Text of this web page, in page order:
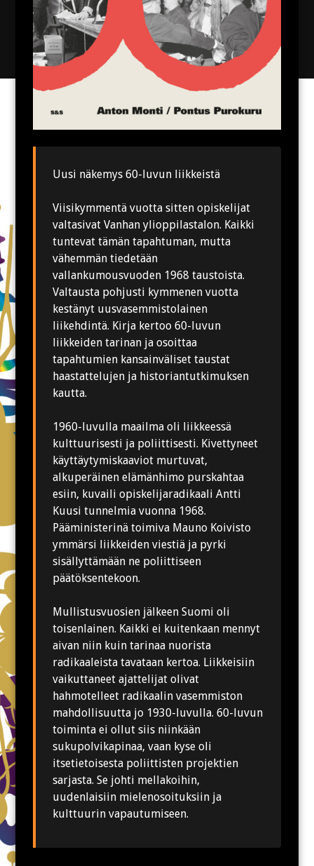
Uusi näkemys 60-luvun liikkeistä
Viisikymmentä vuotta sitten opiskelijat
valtasivat Vanhan ylioppilastalon. Kaikki
tuntevat tämän tapahtuman, mutta
vähemmän tiedetään
vallankumousvuoden 1968 taustoista.
Valtausta pohjusti kymmenen vuotta
kestänyt uusvasemmistolainen
liikehdintä. Kirja kertoo 60-luvun
liikkeiden tarinan ja osoittaa
tapahtumien kansainväliset taustat
haastattelujen ja historiantutkimuksen
kautta.
1960-luvulla maailma oli liikkeessä
kulttuurisesti ja poliittisesti. Kivettyneet
käyttäytymiskaaviot murtuvat,
alkuperäinen elämänhimo purskahtaa
esiin, kuvaili opiskelijaradikaali Antti
Kuusi tunnelmia vuonna 1968.
Pääministerinä toimiva Mauno Koivisto
ymmärsi liikkeiden viestiä ja pyrki
sisällyttämään ne poliittiseen
päätöksentekoon.
Mullistusvuosien jälkeen Suomi oli
toisenlainen. Kaikki ei kuitenkaan mennyt
aivan niin kuin tarinaa nuorista
radikaaleista tavataan kertoa. Liikkeisiin
vaikuttaneet ajattelijat olivat
hahmotelleet radikaalin vasemmiston
mahdollisuutta jo 1930-luvulla. 60-luvun
toiminta ei ollut siis niinkään
sukupolvikapinaa, vaan kyse oli
itsetietoisesta poliittisten projektien
sarjasta. Se johti mellakoihin,
uudenlaisiin mielenosoituksiin ja
kulttuurin vapautumiseen.